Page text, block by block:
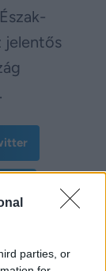
parties, or
jelentős